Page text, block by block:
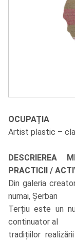
OCUPAȚIA
Artist plastic –
DESCRIEREA
PRACTICII /
Din galeria
numai, Șerban
Terțiu este un
continuator al
tradițiilor